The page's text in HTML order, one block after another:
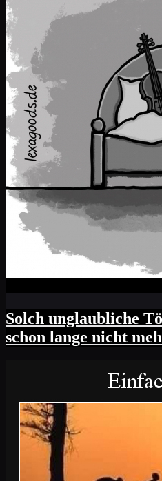
Solch unglaubliche
schon lange nicht